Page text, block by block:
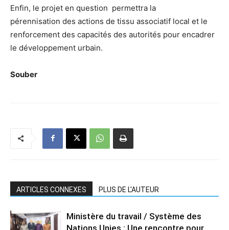
Enfin, le projet en question permettra la
pérennisation des actions de tissu associatif local et le
renforcement des capacités des autorités pour encadrer
le développement urbain.
Souber
ARTICLES CONNEXES PLUS DE L'AUTEUR
Ministère du travail / Système des
Nations Unies : Une rencontre pour